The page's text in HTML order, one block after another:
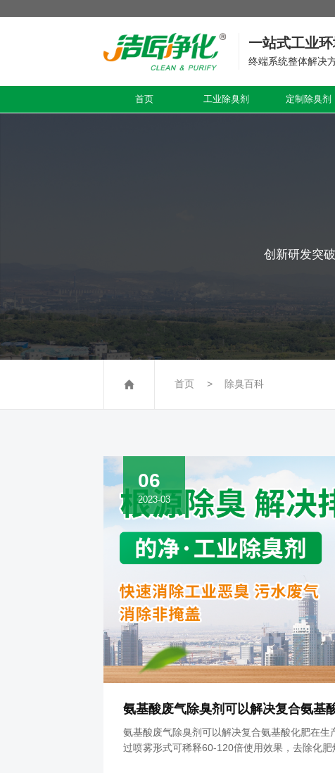
一站式工业
终端系统整体解决
首页 工业除臭剂 定制除臭剂
创新研发突
首页 除臭百科
06
2023-03
氨基酸废气除臭剂可以解决复合氨基酸化肥在生
过喷雾形式可稀释60-120倍使用效果，去除化